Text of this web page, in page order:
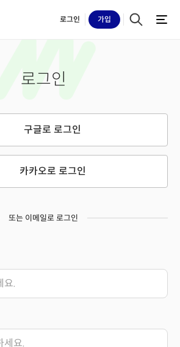
로그인 가입
로그인
구글로 로그인
카카오로 로그인
또는 이메일로 로그인